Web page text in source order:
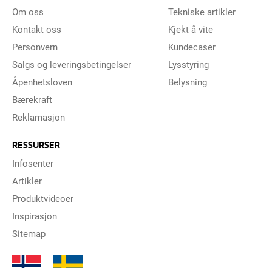
Om oss
Kontakt oss
Personvern
Salgs og leveringsbetingelser
Åpenhetsloven
Bærekraft
Reklamasjon
Tekniske artikler
Kjekt å vite
Kundecaser
Lysstyring
Belysning
RESSURSER
Infosenter
Artikler
Produktvideoer
Inspirasjon
Sitemap